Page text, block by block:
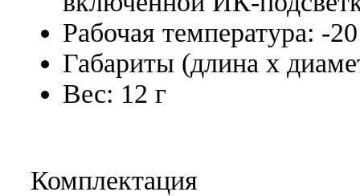
Рабочая температура: -
Габариты (длина х
Вес: 12 г
Комплектация